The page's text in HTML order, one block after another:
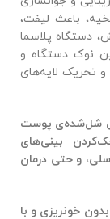
باعث لیفت،
دستگاه پلاسما
نوک دستگاه و
تحریک لایه‌های
شل‌شده‌ی پوست
بینی‌های
و حتی درمان
خونریزی و با